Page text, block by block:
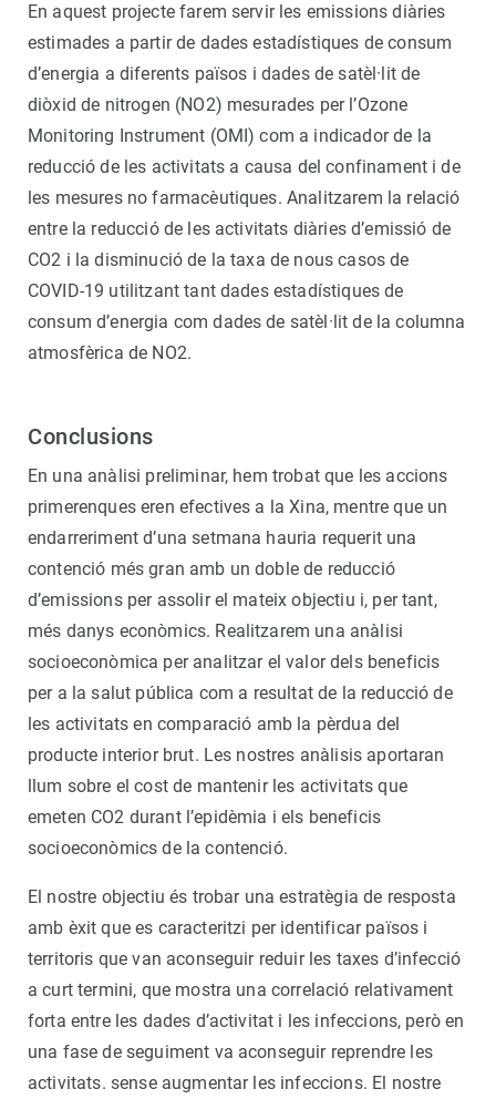
En aquest projecte farem servir les emissions diàries
estimades a partir de dades estadístiques de consum
d’energia a diferents països i dades de satèl·lit de
diòxid de nitrogen (NO2) mesurades per l’Ozone
Monitoring Instrument (OMI) com a indicador de la
reducció de les activitats a causa del confinament i de
les mesures no farmacèutiques. Analitzarem la relació
entre la reducció de les activitats diàries d’emissió de
CO2 i la disminució de la taxa de nous casos de
COVID-19 utilitzant tant dades estadístiques de
consum d’energia com dades de satèl·lit de la columna
atmosfèrica de NO2.
Conclusions
En una anàlisi preliminar, hem trobat que les accions
primerenques eren efectives a la Xina, mentre que un
endarreriment d’una setmana hauria requerit una
contenció més gran amb un doble de reducció
d’emissions per assolir el mateix objectiu i, per tant,
més danys econòmics. Realitzarem una anàlisi
socioeconòmica per analitzar el valor dels beneficis
per a la salut pública com a resultat de la reducció de
les activitats en comparació amb la pèrdua del
producte interior brut. Les nostres anàlisis aportaran
llum sobre el cost de mantenir les activitats que
emeten CO2 durant l’epidèmia i els beneficis
socioeconòmics de la contenció.
El nostre objectiu és trobar una estratègia de resposta
amb èxit que es caracteritzi per identificar països i
territoris que van aconseguir reduir les taxes d’infecció
a curt termini, que mostra una correlació relativament
forta entre les dades d’activitat i les infeccions, però en
una fase de seguiment va aconseguir reprendre les
activitats. sense augmentar les infeccions. El nostre